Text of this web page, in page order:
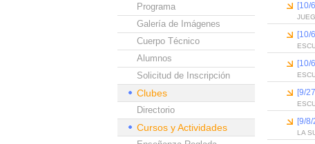
Programa
Galería de Imágenes
Cuerpo Técnico
Alumnos
Solicitud de Inscripción
Clubes
Directorio
Cursos y Actividades
[10/
[10/
[10/
[9/
[9/
LA